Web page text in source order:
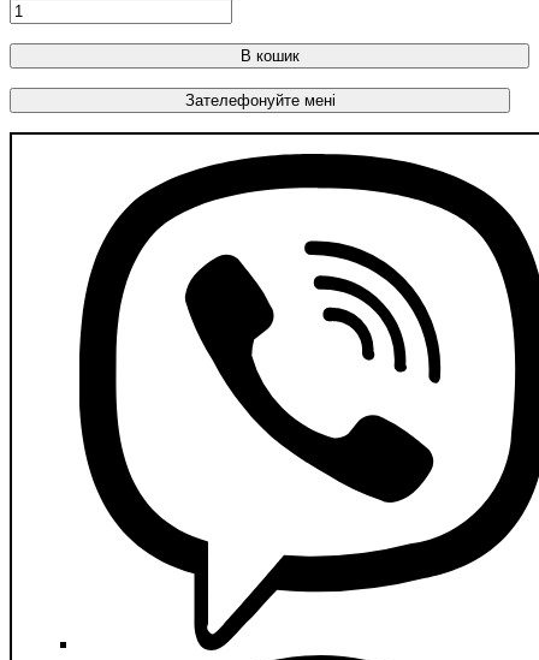
В кошик
Зателефонуйте мені